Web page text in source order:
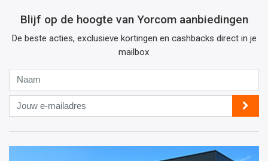
Blijf op de hoogte van Yorcom aanbiedingen
De beste acties, exclusieve kortingen en cashbacks direct in je
mailbox
Jouw
e-
mailadres